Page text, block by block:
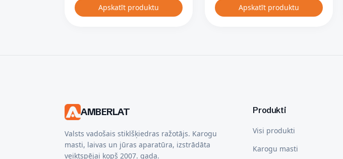
Apskatīt produktu Apskatīt produktu
AMBERLAT
Valsts vadošais stiklšķiedras ražotājs. Karogu
masti, laivas un jūras aparatūra, izstrādāta
veiktspējai kopš 2007. gada.
Produkti
Visi produkti
Karogu masti